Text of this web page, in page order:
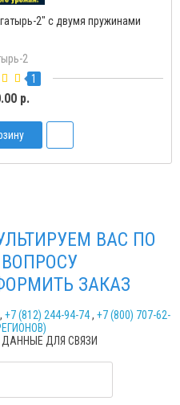
2" с двумя пружинами
2
1
р.
ВАС ПО
ЗАКАЗ
+7 (812) 244-94-74, +7 (800) 707-62-
ДАННЫЕ ДЛЯ СВЯЗИ